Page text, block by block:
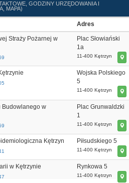
GODZINY URZĘDOWANIA I
MAPA)
Adres
Straży Pożarnej w
Plac Słowiański
1a
11-400 Kętrzyn
Wojska Polskiego
5
11-400 Kętrzyn
Budowlanego w
Plac Grunwaldzki
1
11-400 Kętrzyn
Kętrzyn Piłsudskiego 5
11-400 Kętrzyn
w Kętrzynie Rynkowa 5
11-400 Kętrzyn